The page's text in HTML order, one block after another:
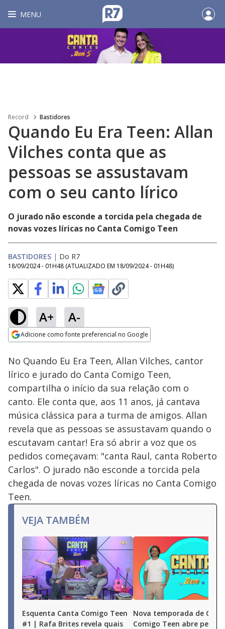
MENU
Record Bastidores
Quando Eu Era Teen: Allan
Vilches conta que as
pessoas se assustavam
com o seu canto lírico
O jurado não esconde a torcida pela chegada de
novas vozes líricas no Canta Comigo Teen
BASTIDORES | Do R7
18/09/2024 - 01H48 (ATUALIZADO EM 18/09/2024 - 01H48)
A+ A-
Adicione como fonte preferencial no Google
Ativar
92.64%
No Quando Eu Era Teen, Allan Vilches, cantor
lírico e jurado do Canta Comigo Teen,
compartilha o início da sua relação com o
canto. Ele conta que, aos 11 anos, já cantava
música clássica para a turma de amigos. Allan
revela que as pessoas se assustavam quando o
escutavam cantar! Era só abrir a voz que os
pedidos começavam: "canta Raul, canta Roberto
Carlos". O jurado não esconde a torcida pela
chegada de novas vozes líricas no Canta Comigo
Teen.
VEJA TAMBÉM
Esquenta Canta Comigo Teen
#1 | Rafa Brites revela quais
Nova temporada de
Comigo Teen abre